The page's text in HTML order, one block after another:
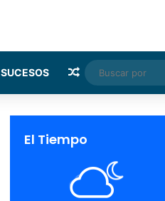
SUCESOS Random Article
El Tiempo